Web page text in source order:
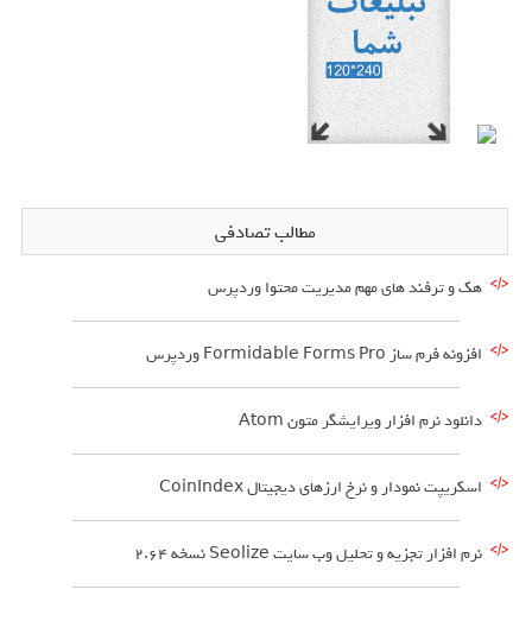
مطالب تصادفی
هک و ترفند های مهم مدیریت محتوا وردپرس
افزونه فرم ساز Formidable Forms Pro وردپرس
دانلود نرم افزار ویرایشگر متون Atom
اسکریپت نمودار و نرخ ارزهای دیجیتال CoinIndex
نرم افزار تجزیه و تحلیل وب سایت Seolize نسخه 2.64